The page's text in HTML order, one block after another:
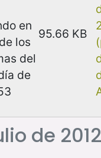
de 2012
en
los
del
de
95.66 KB